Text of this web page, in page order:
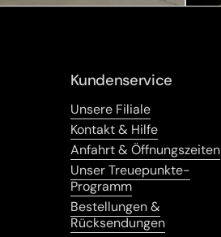
Kundenservice
Unsere Filiale
Kontakt & Hilfe
Anfahrt & Öffnungszeiten
Unser Treuepunkte-
Programm
Bestellungen &
Rücksendungen